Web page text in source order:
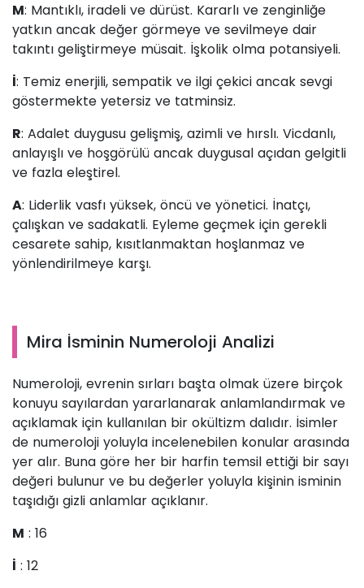
M: Mantıklı, iradeli ve dürüst. Kararlı ve zenginliğe
yatkın ancak değer görmeye ve sevilmeye dair
takıntı geliştirmeye müsait. İşkolik olma potansiyeli.
İ: Temiz enerjili, sempatik ve ilgi çekici ancak sevgi
göstermekte yetersiz ve tatminsiz.
R: Adalet duygusu gelişmiş, azimli ve hırslı. Vicdanlı,
anlayışlı ve hoşgörülü ancak duygusal açıdan gelgitli
ve fazla eleştirel.
A: Liderlik vasfı yüksek, öncü ve yönetici. İnatçı,
çalışkan ve sadakatli. Eyleme geçmek için gerekli
cesarete sahip, kısıtlanmaktan hoşlanmaz ve
yönlendirilmeye karşı.
Mira İsminin Numeroloji Analizi
Numeroloji, evrenin sırları başta olmak üzere birçok
konuyu sayılardan yararlanarak anlamlandırmak ve
açıklamak için kullanılan bir okültizm dalıdır. İsimler
de numeroloji yoluyla incelenebilen konular arasında
yer alır. Buna göre her bir harfin temsil ettiği bir sayı
değeri bulunur ve bu değerler yoluyla kişinin isminin
taşıdığı gizli anlamlar açıklanır.
M : 16
İ : 12